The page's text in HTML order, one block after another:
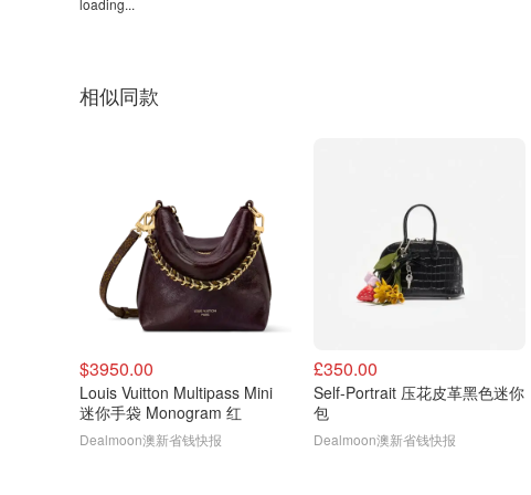
loading...
相似同款
$3950.00
Louis Vuitton Multipass Mini
迷你手袋 Monogram 红
Dealmoon澳新省钱快报
£350.00
Self-Portrait 压花皮革黑色迷你
包
Dealmoon澳新省钱快报